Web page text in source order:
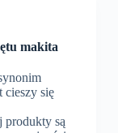
makita
cieszy się
produkty są